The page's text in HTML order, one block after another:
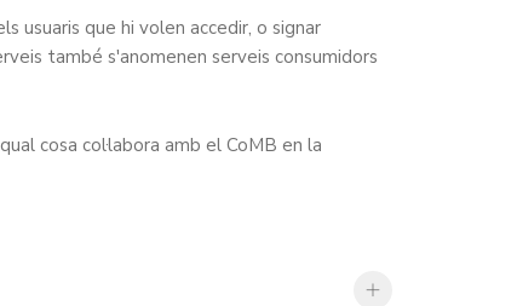
usuaris que hi volen accedir, o signar
també s'anomenen serveis consumidors
cosa col·labora amb el CoMB en la